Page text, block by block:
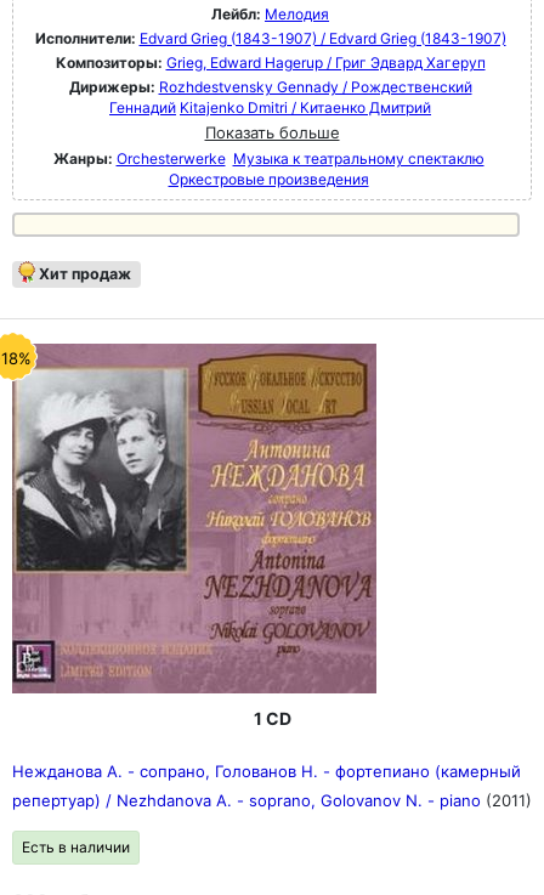
Лейбл: Мелодия
Исполнители: Edvard Grieg (1843-1907) / Edvard Grieg (1843-1907)
Композиторы: Grieg, Edward Hagerup / Григ Эдвард Хагеруп
Дирижеры: Rozhdestvensky Gennady / Рождественский
Геннадий Kitajenko Dmitri / Китаенко Дмитрий
Показать больше
Жанры: Orchesterwerke Музыка к театральному спектаклю
Оркестровые произведения
Хит продаж
1 CD
Нежданова А. - сопрано, Голованов Н. - фортепиано (камерный
репертуар) / Nezhdanova A. - soprano, Golovanov N. - piano (2011)
Есть в наличии